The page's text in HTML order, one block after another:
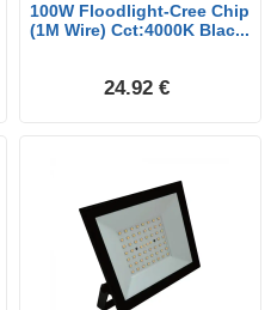
100W Floodlight-Cree Chip
(1M Wire) Cct:4000K Blac...
24.92 €